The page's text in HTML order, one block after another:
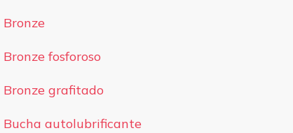
Bronze
Bronze fosforoso
Bronze grafitado
Bucha autolubrificante